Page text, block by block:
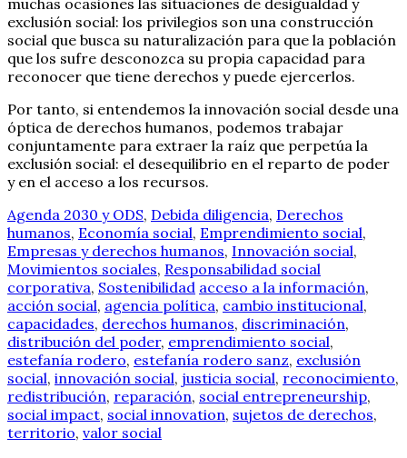
exclusión social: los privilegios son una construcción
social que busca su naturalización para que la población
que los sufre desconozca su propia capacidad para
reconocer que tiene derechos y puede ejercerlos.
Por tanto, si entendemos la innovación social desde una
óptica de derechos humanos, podemos trabajar
conjuntamente para extraer la raíz que perpetúa la
exclusión social: el desequilibrio en el reparto de poder
y en el acceso a los recursos.
Agenda 2030 y ODS, Debida diligencia, Derechos
humanos, Economía social, Emprendimiento social,
Empresas y derechos humanos, Innovación social,
Movimientos sociales, Responsabilidad social
corporativa, Sostenibilidad acceso a la información,
acción social, agencia política, cambio institucional,
capacidades, derechos humanos, discriminación,
distribución del poder, emprendimiento social,
estefanía rodero, estefanía rodero sanz, exclusión
social, innovación social, justicia social, reconocimiento,
redistribución, reparación, social entrepreneurship,
social impact, social innovation, sujetos de derechos,
territorio, valor social